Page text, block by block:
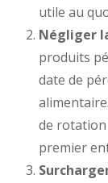
utile au
Négliger
produits
date de
de rotation
premier